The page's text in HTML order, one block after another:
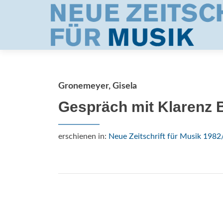
Gronemeyer, Gisela
Gespräch mit Klarenz
erschienen in: Neue Zeitschrift für Musik